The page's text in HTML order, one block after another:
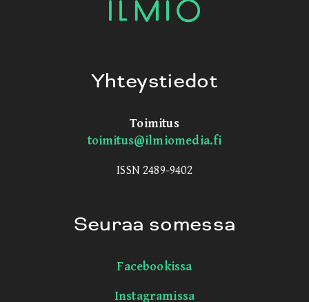
Yhteystiedot
Toimitus
toimitus@ilmiomedia.fi
ISSN 2489-9402
Seuraa somessa
Facebookissa
Instagramissa